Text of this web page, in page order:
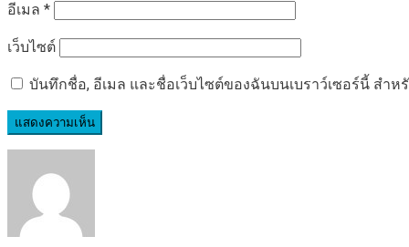
อีเมล *
เว็บไซต์
บันทึกชื่อ, อีเมล และชื่อเว็บไซต์ของฉันบนเบราว์เซอร์นี้ สำห